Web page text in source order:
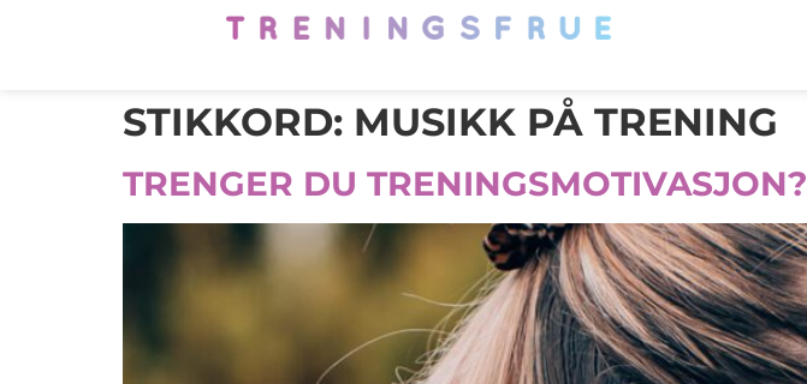
STIKKORD: MUSIKK PÅ TRENING
TRENGER DU TRENINGSMOTIVASJON?